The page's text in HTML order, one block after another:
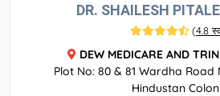
DR. SHAILESH
(4.8
DEW MEDICARE AND
Plot No: 80 & 81 Wardha Road
Hindustan